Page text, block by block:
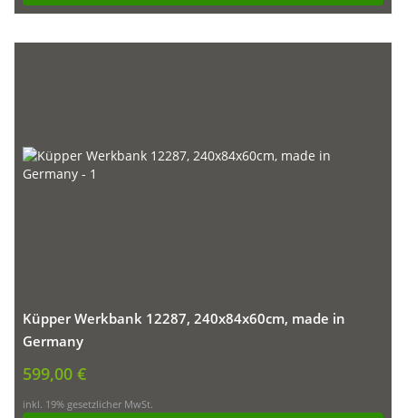
Küpper Werkbank 12287, 240x84x60cm, made in
Germany
599,00 €
inkl. 19% gesetzlicher MwSt.